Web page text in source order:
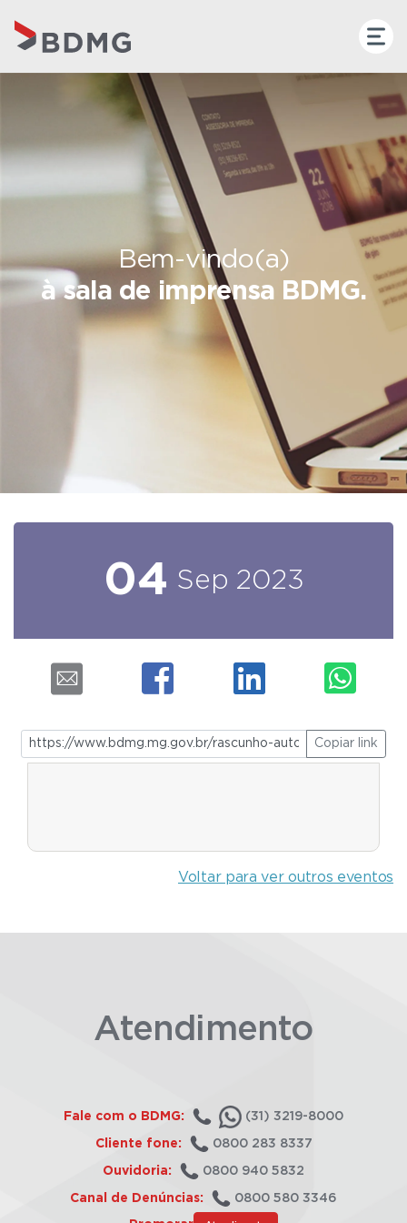
Bem-vindo(a)
à sala de imprensa BDMG.
04 Sep 2023
Copiar link
Voltar para ver outros eventos
Atendimento
Fale com o BDMG: (31) 3219-8000
Cliente fone: 0800 283 8337
Ouvidoria: 0800 940 5832
Canal de Denúncias: 0800 580 3346